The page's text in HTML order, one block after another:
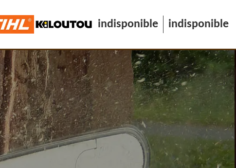
indisponible indisponible